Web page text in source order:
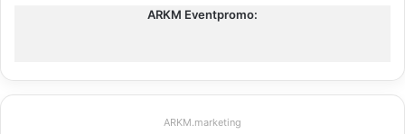
ARKM Eventpromo:
ARKM.marketing